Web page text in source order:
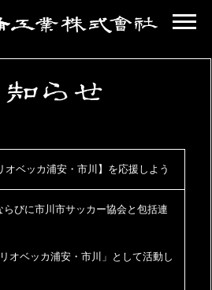
オベッカ浦安・市川】を応援しよう
びに市川市サッカー協会と包括連
オベッカ浦安・市川」として活動し